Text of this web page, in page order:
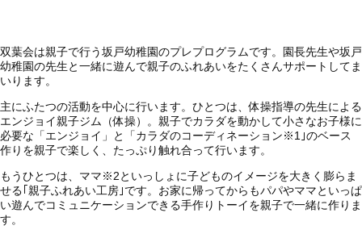
双葉会は親子で行う坂戸幼稚園のプレプログラムです。園長先生や坂戸
幼稚園の先生と一緒に遊んで親子のふれあいをたくさんサポートしてま
いります。
主にふたつの活動を中心に行います。ひとつは、体操指導の先生による
エンジョイ親子ジム（体操）。親子でカラダを動かして小さなお子様に
必要な「エンジョイ」と「カラダのコーディネーション※1 ｣のベース
作りを親子で楽しく、たっぷり触れ合って行います。
もうひとつは、ママ※2といっしょに子どものイメージを大きく膨らま
せる｢親子ふれあい工房｣です。お家に帰ってからもパパやママといっぱ
い遊んでコミュニケーションできる手作りトーイを親子で一緒に作りま
す。